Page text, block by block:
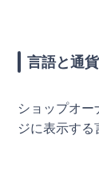
言語と通
ショップオ
ジに表示する